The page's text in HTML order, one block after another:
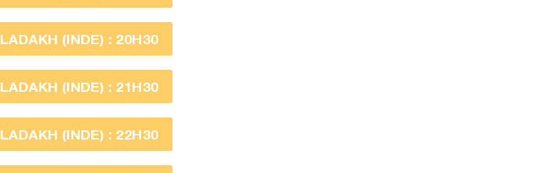
LADAKH (INDE) : 20H30
LADAKH (INDE) : 21H30
LADAKH (INDE) : 22H30